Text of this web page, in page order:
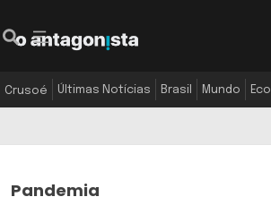
Crusoé Últimas Notícias Brasil Mundo
Pandemia